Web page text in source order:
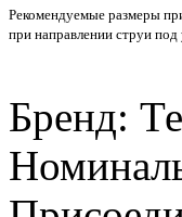
Рекомендуемые размеры
при направлении струи под
Бренд: